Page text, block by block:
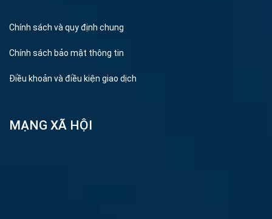
Chính sách và quy định chung
Chính sách bảo mật thông tin
Điều khoản và điều kiện giao dịch
MẠNG XÃ HỘI